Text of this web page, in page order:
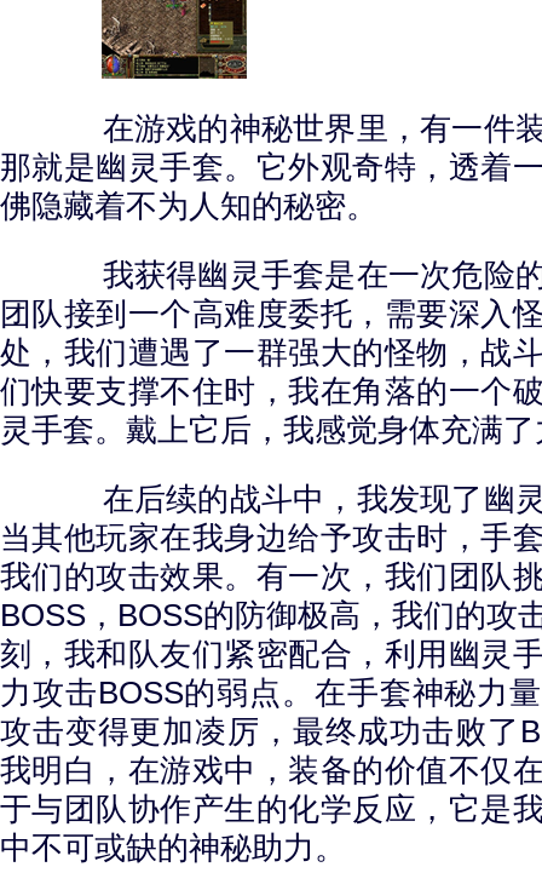
在游戏的神秘世界里，有一件
那就是幽灵手套。它外观奇特，透着
佛隐藏着不为人知的秘密。
我获得幽灵手套是在一次危险
团队接到一个高难度委托，需要深入
处，我们遭遇了一群强大的怪物，战
们快要支撑不住时，我在角落的一个
灵手套。戴上它后，我感觉身体充满
在后续的战斗中，我发现了幽
当其他玩家在我身边给予攻击时，手
我们的攻击效果。有一次，我们团队
BOSS，BOSS的防御极高，我们的攻
刻，我和队友们紧密配合，利用幽灵
力攻击BOSS的弱点。在手套神秘力
攻击变得更加凌厉，最终成功击败了
我明白，在游戏中，装备的价值不仅
于与团队协作产生的化学反应，它是
中不可或缺的神秘助力。